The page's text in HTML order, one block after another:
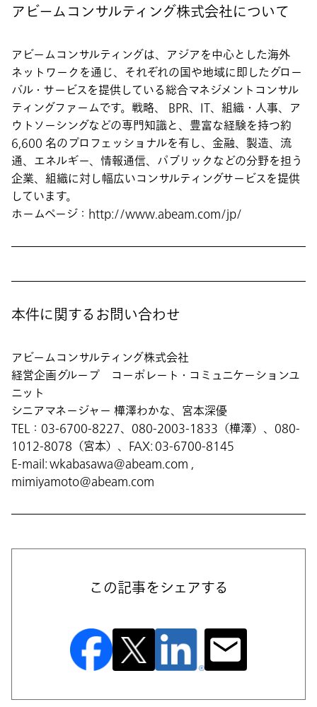
アビームコンサルティング株式会社について
アビームコンサルティングは、アジアを中心とした海外
ネットワークを通じ、それぞれの国や地域に即したグロー
バル・サービスを提供している総合マネジメントコンサル
ティングファームです。戦略、 BPR、IT、組織・人事、ア
ウトソーシングなどの専門知識と、豊富な経験を持つ約
6,600 名のプロフェッショナルを有し、金融、製造、流
通、エネルギー、情報通信、パブリックなどの分野を担う
企業、組織に対し幅広いコンサルティングサービスを提供
しています。
ホームページ：http://www.abeam.com/jp/
本件に関するお問い合わせ
アビームコンサルティング株式会社
経営企画グループ コーポレート・コミュニケーションユ
ニット
シニアマネージャー 樺澤わかな、宮本深優
TEL：03-6700-8227、080-2003-1833（樺澤）、080-
1012-8078（宮本）、FAX: 03-6700-8145
E-mail: wkabasawa@abeam.com ,
mimiyamoto@abeam.com
この記事をシェアする